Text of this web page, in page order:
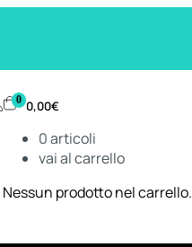
0 0,00€
0articoli
vai al carrello
Nessun prodotto nel carrello.